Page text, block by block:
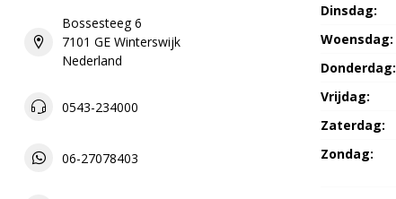
Bossesteeg 6
7101 GE Winterswijk
Nederland
0543-234000
06-27078403
Dinsdag:
Woensdag:
Donderdag:
Vrijdag:
Zaterdag:
Zondag: